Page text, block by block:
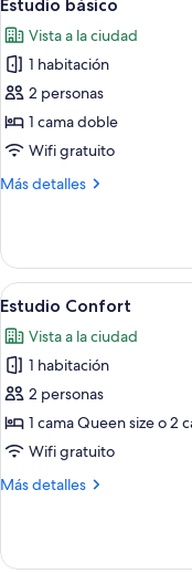
todas
las
fotos
de
Estudio
básico
Estudio básico
Vista a la ciudad
1 habitación
2 personas
1 cama doble
Wifi gratuito
Más detalles
Más
básico
Ver
todas
las
fotos
de
Estudio
Confort
9
Estudio Confort
Vista a la ciudad
1 habitación
2 personas
1 cama Queen size o 2
Wifi gratuito
Más detalles
Más
Confort